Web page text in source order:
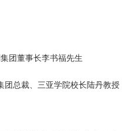
团董事长李书福先生
团总裁、三亚学院校长陆丹教授